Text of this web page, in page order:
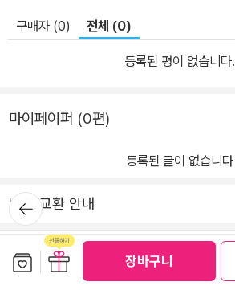
장바구니
구매자 (0) 전체 (0)
등록된 평이 없습니다.
마이페이퍼 (0편)
등록된 글이 없습니다
반품/교환 안내
뒤로가
기